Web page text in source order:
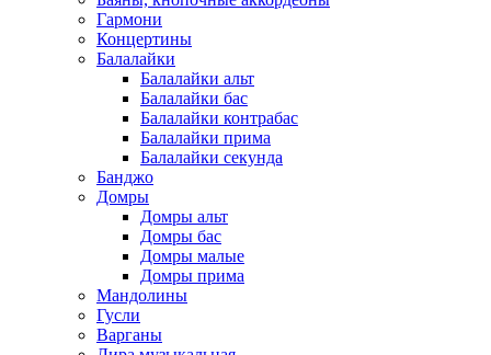
Гармони
Концертины
Балалайки
Балалайки альт
Балалайки бас
Балалайки контрабас
Балалайки прима
Балалайки секунда
Банджо
Домры
Домры альт
Домры бас
Домры малые
Домры прима
Мандолины
Гусли
Варганы